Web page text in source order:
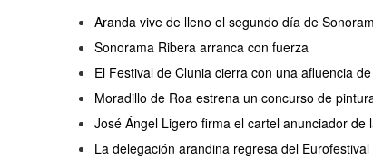
Aranda vive de lleno el segundo día de
Sonorama Ribera arranca con fuerza
El Festival de Clunia cierra con una afluencia
Moradillo de Roa estrena un concurso de
José Ángel Ligero firma el cartel anunciador
La delegación arandina regresa del